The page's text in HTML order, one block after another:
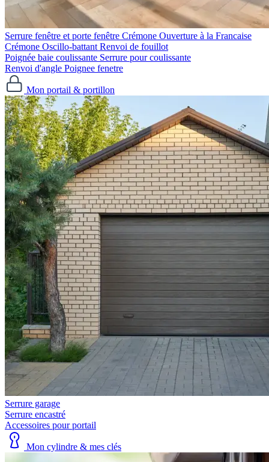
Serrure fenêtre et porte fenêtre
Crémone Ouverture à la Francaise
Crémone Oscillo-battant Renvoi de fouillot
Poignée baie coulissante Serrure pour coulissante
Renvoi d'angle Poignee fenetre
Mon portail & portillon
Serrure garage
Serrure encastré
Accessoires pour portail
Mon cylindre & mes clés